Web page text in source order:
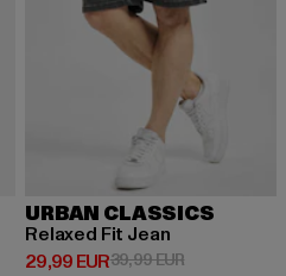
49,99 EUR
URBAN CLASSICS
Relaxed Fit Jean
29,99 EUR
Derzeitiger Preis: 29,99 EUR
39,99 EURAktionspreis: